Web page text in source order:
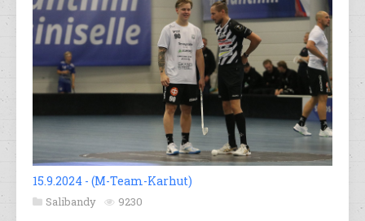
15.9.2024 - (M-Team-Karhut)
Salibandy 9230